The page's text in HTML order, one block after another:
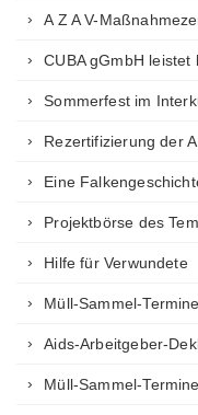
A Z A V-
CUBA gGmbH
Sommerfest im
Rezertifizierung der
Eine
Projektbörse des
Hilfe für Verwundete
Müll-Sammel-
Aids-Arbeitgeber-
Müll-Sammel-